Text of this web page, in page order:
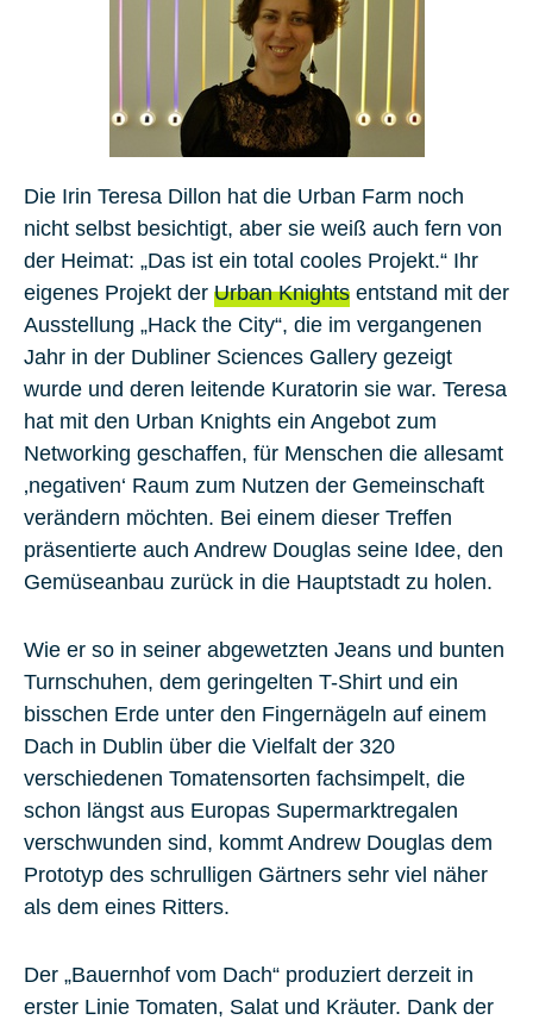
Die Irin Teresa Dillon hat die Urban Farm noch
nicht selbst besichtigt, aber sie weiß auch fern von
der Heimat: „Das ist ein total cooles Projekt.“ Ihr
eigenes Projekt der Urban Knights entstand mit der
Ausstellung „Hack the City“, die im vergangenen
Jahr in der Dubliner Sciences Gallery gezeigt
wurde und deren leitende Kuratorin sie war. Teresa
hat mit den Urban Knights ein Angebot zum
Networking geschaffen, für Menschen die allesamt
‚negativen‘ Raum zum Nutzen der Gemeinschaft
verändern möchten. Bei einem dieser Treffen
präsentierte auch Andrew Douglas seine Idee, den
Gemüseanbau zurück in die Hauptstadt zu holen.
Wie er so in seiner abgewetzten Jeans und bunten
Turnschuhen, dem geringelten T-Shirt und ein
bisschen Erde unter den Fingernägeln auf einem
Dach in Dublin über die Vielfalt der 320
verschiedenen Tomatensorten fachsimpelt, die
schon längst aus Europas Supermarktregalen
verschwunden sind, kommt Andrew Douglas dem
Prototyp des schrulligen Gärtners sehr viel näher
als dem eines Ritters.
Der „Bauernhof vom Dach“ produziert derzeit in
erster Linie Tomaten, Salat und Kräuter. Dank der